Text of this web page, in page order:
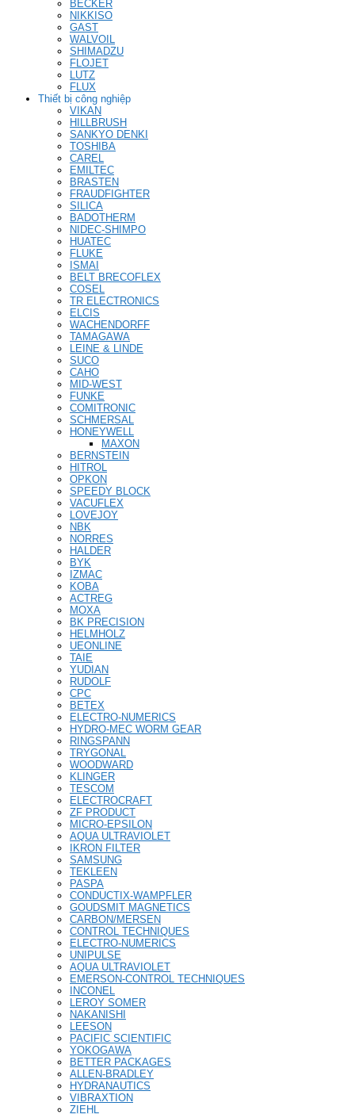
BECKER
NIKKISO
GAST
WALVOIL
SHIMADZU
FLOJET
LUTZ
FLUX
Thiết bị công nghiệp
VIKAN
HILLBRUSH
SANKYO DENKI
TOSHIBA
CAREL
EMILTEC
BRASTEN
FRAUDFIGHTER
SILICA
BADOTHERM
NIDEC-SHIMPO
HUATEC
FLUKE
ISMAI
BELT BRECOFLEX
COSEL
TR ELECTRONICS
ELCIS
WACHENDORFF
TAMAGAWA
LEINE & LINDE
SUCO
CAHO
MID-WEST
FUNKE
COMITRONIC
SCHMERSAL
HONEYWELL
MAXON
BERNSTEIN
HITROL
OPKON
SPEEDY BLOCK
VACUFLEX
LOVEJOY
NBK
NORRES
HALDER
BYK
IZMAC
KOBA
ACTREG
MOXA
BK PRECISION
HELMHOLZ
UEONLINE
TAIE
YUDIAN
RUDOLF
CPC
BETEX
ELECTRO-NUMERICS
HYDRO-MEC WORM GEAR
RINGSPANN
TRYGONAL
WOODWARD
KLINGER
TESCOM
ELECTROCRAFT
ZF PRODUCT
MICRO-EPSILON
AQUA ULTRAVIOLET
IKRON FILTER
SAMSUNG
TEKLEEN
PASPA
CONDUCTIX-WAMPFLER
GOUDSMIT MAGNETICS
CARBON/MERSEN
CONTROL TECHNIQUES
ELECTRO-NUMERICS
UNIPULSE
AQUA ULTRAVIOLET
EMERSON-CONTROL TECHNIQUES
INCONEL
LEROY SOMER
NAKANISHI
LEESON
PACIFIC SCIENTIFIC
YOKOGAWA
BETTER PACKAGES
ALLEN-BRADLEY
HYDRANAUTICS
VIBRAXTION
ZIEHL